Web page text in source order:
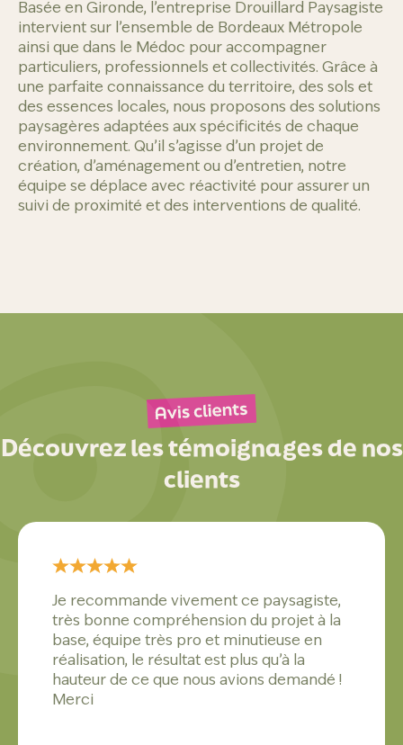
Basée en Gironde, l’entreprise Drouillard Paysagiste
intervient sur l’ensemble de Bordeaux Métropole
ainsi que dans le Médoc pour accompagner
particuliers, professionnels et collectivités. Grâce à
une parfaite connaissance du territoire, des sols et
des essences locales, nous proposons des solutions
paysagères adaptées aux spécificités de chaque
environnement. Qu’il s’agisse d’un projet de
création, d’aménagement ou d’entretien, notre
équipe se déplace avec réactivité pour assurer un
suivi de proximité et des interventions de qualité.
Découvrez les témoignages de nos
clients
Intervention réalisée par l’entreprise
Drouillard pour réaliser notre jardin de A à
Z avec terrain aplani, gazon semé,
plantation d’un olivier, création d’une allée
en gravier, installation de clôtures rigides
et élagage des arbres en bordures de